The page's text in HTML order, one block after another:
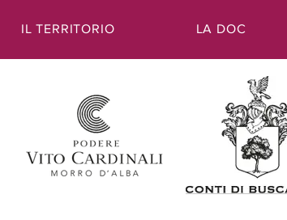
IL TERRITORIO LA DOC